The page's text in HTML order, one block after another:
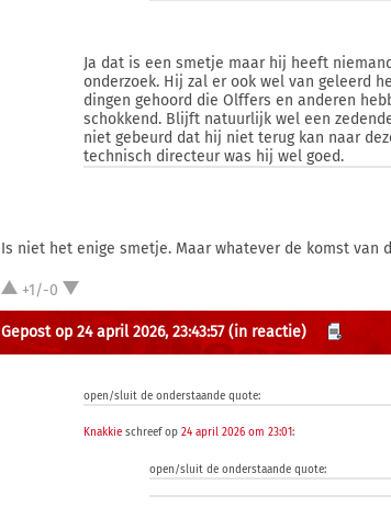
Ja dat is een smetje maar hij heeft
onderzoek. Hij zal er ook wel van geleerd
dingen gehoord die Olffers en anderen
schokkend. Blijft natuurlijk wel een
niet gebeurd dat hij niet terug kan naar
technisch directeur was hij wel goed.
Is niet het enige smetje. Maar whatever de komst
+1/-0
Gepost op 24 april 2026, 23:43:57 (in reactie)
open/sluit de onderstaande quote:
Knakkie schreef op24 april 2026 om 23:01:
open/sluit de onderstaande quote: